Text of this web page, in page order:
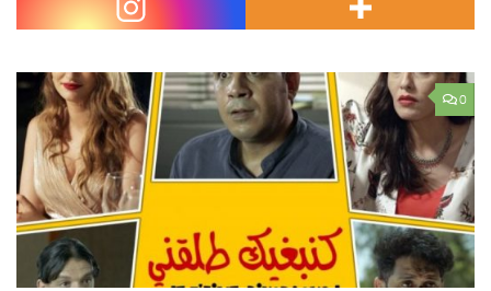
Kaghat avec la...
0